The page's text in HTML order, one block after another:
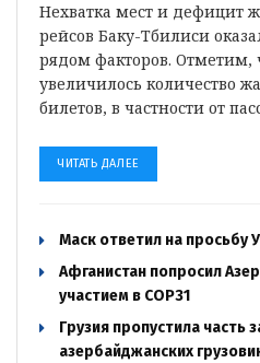
Нехватка мест и дефицит
рейсов Баку-Тбилиси
рядом факторов. Отметим,
увеличилось количество
билетов, в частности от
ЧИТАТЬ ДАЛЕЕ
Маск ответил на просьбу
Афганистан попросил
участием в COP31
Грузия пропустила часть
азербайджанских